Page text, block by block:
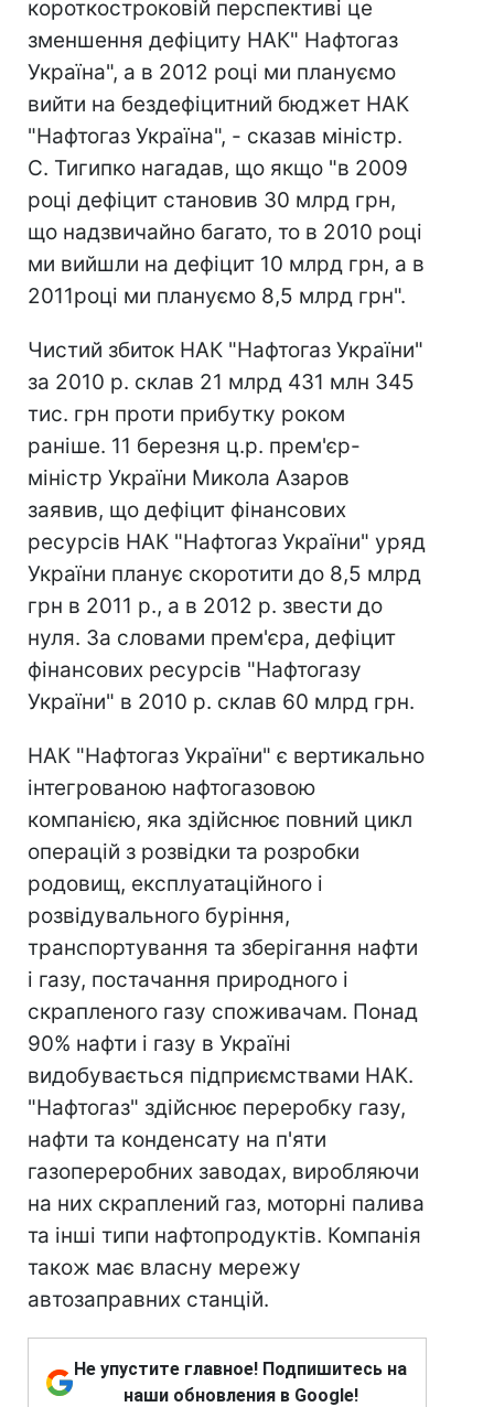
короткостроковій перспективі це
зменшення дефіциту НАК" Нафтогаз
Україна", а в 2012 році ми плануємо
вийти на бездефіцитний бюджет НАК
"Нафтогаз Україна", - сказав міністр.
С. Тигипко нагадав, що якщо "в 2009
році дефіцит становив 30 млрд грн,
що надзвичайно багато, то в 2010 році
ми вийшли на дефіцит 10 млрд грн, а в
2011році ми плануємо 8,5 млрд грн".
Чистий збиток НАК "Нафтогаз України"
за 2010 р. склав 21 млрд 431 млн 345
тис. грн проти прибутку роком
раніше. 11 березня ц.р. прем'єр-
міністр України Микола Азаров
заявив, що дефіцит фінансових
ресурсів НАК "Нафтогаз України" уряд
України планує скоротити до 8,5 млрд
грн в 2011 р., а в 2012 р. звести до
нуля. За словами прем'єра, дефіцит
фінансових ресурсів "Нафтогазу
України" в 2010 р. склав 60 млрд грн.
НАК "Нафтогаз України" є вертикально
інтегрованою нафтогазовою
компанією, яка здійснює повний цикл
операцій з розвідки та розробки
родовищ, експлуатаційного і
розвідувального буріння,
транспортування та зберігання нафти
і газу, постачання природного і
скрапленого газу споживачам. Понад
90% нафти і газу в Україні
видобувається підприємствами НАК.
"Нафтогаз" здійснює переробку газу,
нафти та конденсату на п'яти
газопереробних заводах, виробляючи
на них скраплений газ, моторні палива
та інші типи нафтопродуктів. Компанія
також має власну мережу
автозаправних станцій.
Не упустите главное! Подпишитесь на
наши обновления в Google!